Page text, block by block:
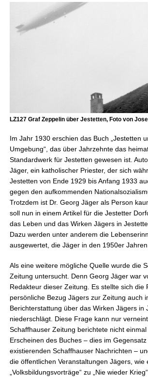
LZ127 Graf Zeppelin über Jestetten, Foto von
Im Jahr 1930 erschien das Buch „Jestetten
Umgebung“, das über Jahrzehnte das
Standardwerk für Jestetten gewesen ist.
Jäger, ein katholischer Priester, der sich
Jestetten von Ende 1929 bis Anfang 1933
gegen den aufkommenden
Trotzdem ist Dr. Georg Jäger als Person
soll nun in einem Artikel für die Jestetter
das Leben und das Wirken Jägers in
Dazu werden unter anderem die
ausgewertet, die Jäger in den 1950er
Als eine weitere mögliche Quelle wurde die
Zeitung untersucht. Denn Georg Jäger war
Redakteur dieser Zeitung. Es stellte sich die
persönliche Bezug Jägers zur Zeitung auch
Berichterstattung über das Wirken Jägers in
niederschlägt. Diese Frage kann nur
Schaffhauser Zeitung berichtete nicht
Erscheinen des Buches – dies im
existierenden Schaffhauser Nachrichten –
die öffentlichen Veranstaltungen Jägers, wie
„Volksbildungsvorträge“ zu „Nie wieder